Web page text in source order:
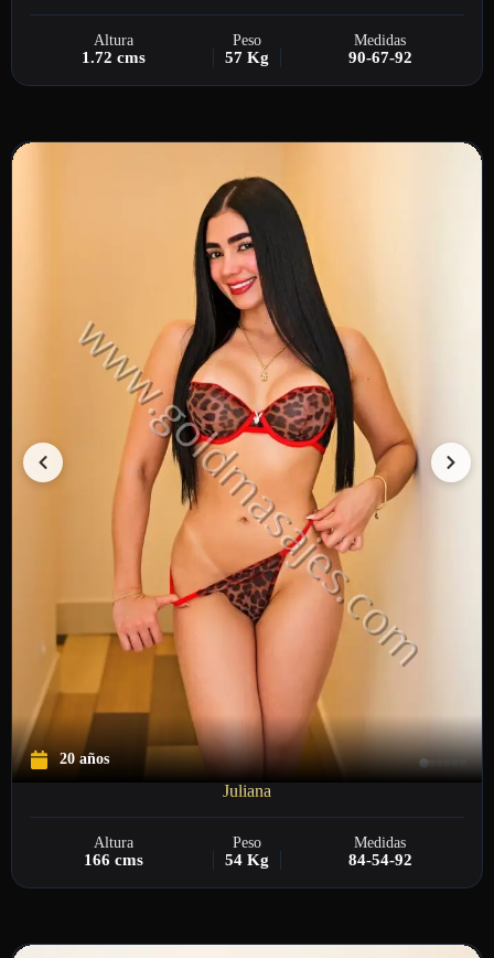
Altura Peso Medidas
1.72 cms 57 Kg 90-67-92
20 años
Juliana
Altura Peso Medidas
166 cms 54 Kg 84-54-92